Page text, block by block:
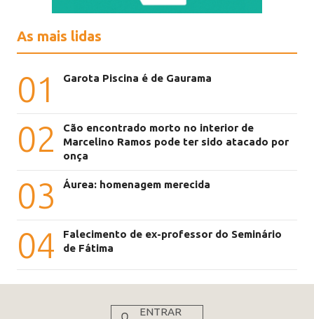
As mais lidas
01 Garota Piscina é de Gaurama
02
Cão encontrado morto no interior de
Marcelino Ramos pode ter sido atacado por
onça
03 Áurea: homenagem merecida
04
Falecimento de ex-professor do Seminário
de Fátima
ENTRAR